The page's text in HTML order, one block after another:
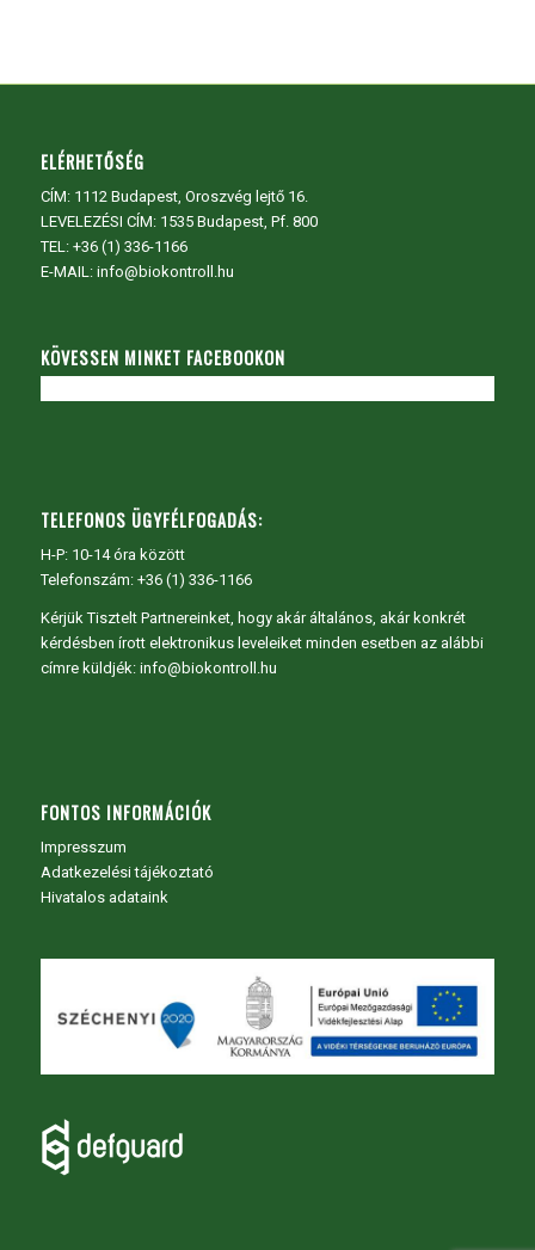
ELÉRHETŐSÉG
CÍM: 1112 Budapest, Oroszvég lejtő 16.
LEVELEZÉSI CÍM: 1535 Budapest, Pf. 800
TEL: +36 (1) 336-1166
E-MAIL: info@biokontroll.hu
KÖVESSEN MINKET FACEBOOKON
TELEFONOS ÜGYFÉLFOGADÁS:
H-P: 10-14 óra között
Telefonszám: +36 (1) 336-1166
Kérjük Tisztelt Partnereinket, hogy akár általános, akár konkrét
kérdésben írott elektronikus leveleiket minden esetben az alábbi
címre küldjék: info@biokontroll.hu
FONTOS INFORMÁCIÓK
Impresszum
Adatkezelési tájékoztató
Hivatalos adataink